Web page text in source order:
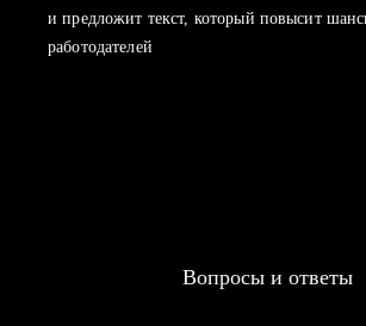
и предложит текст, который повысит
работодателей
Вопросы и ответы